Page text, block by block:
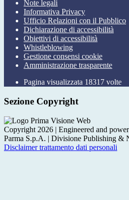
Note legali
Informativa Privacy
Ufficio Relazioni con il Pubblico
Dichiarazione di accessibilità
Obiettivi di accessibilità
Whistleblowing
Gestione consensi cookie
Amministrazione trasparente
Pagina visualizzata 18317 volte
Sezione Copyright
Copyright 2026 | Engineered and
Parma S.p.A. | Divisione Publishing &
Disclaimer trattamento dati personali